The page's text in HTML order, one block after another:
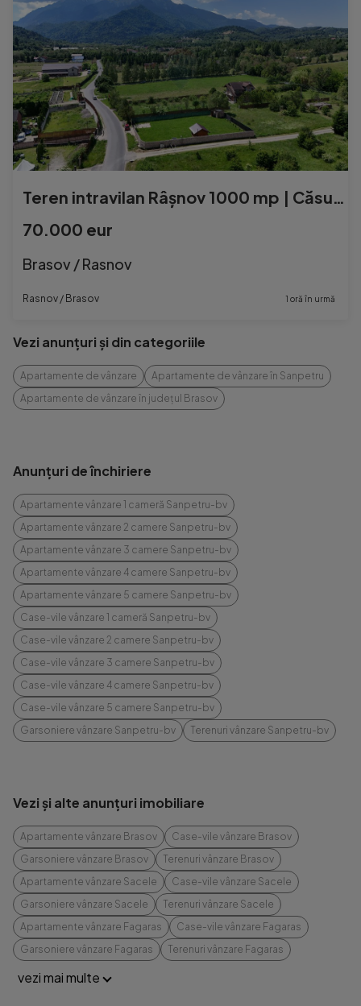
Teren intravilan Râșnov 1000 mp | Căsuță | asfalt | ...
70.000 eur
Brasov / Rasnov
Rasnov / Brasov 1 oră în urmă
Vezi anunțuri și din categoriile
Apartamente de vânzare
Apartamente de vânzare în Sanpetru
Apartamente de vânzare în județul Brasov
Anunțuri de închiriere
Apartamente vânzare 1 cameră Sanpetru-bv
Apartamente vânzare 2 camere Sanpetru-bv
Apartamente vânzare 3 camere Sanpetru-bv
Apartamente vânzare 4 camere Sanpetru-bv
Apartamente vânzare 5 camere Sanpetru-bv
Case-vile vânzare 1 cameră Sanpetru-bv
Case-vile vânzare 2 camere Sanpetru-bv
Case-vile vânzare 3 camere Sanpetru-bv
Case-vile vânzare 4 camere Sanpetru-bv
Case-vile vânzare 5 camere Sanpetru-bv
Garsoniere vânzare Sanpetru-bv
Terenuri vânzare Sanpetru-bv
Vezi și alte anunțuri imobiliare
Apartamente vânzare Brasov
Case-vile vânzare Brasov
Garsoniere vânzare Brasov
Terenuri vânzare Brasov
Apartamente vânzare Sacele
Case-vile vânzare Sacele
Garsoniere vânzare Sacele
Terenuri vânzare Sacele
Apartamente vânzare Fagaras
Case-vile vânzare Fagaras
Garsoniere vânzare Fagaras
Terenuri vânzare Fagaras
vezi mai multe